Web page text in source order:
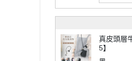
真皮頭層
5】